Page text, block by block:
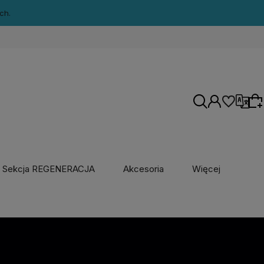
Waluty
produkty do listy z poprzedniej sesji.
Sekcja REGENERACJA Akcesoria Więcej